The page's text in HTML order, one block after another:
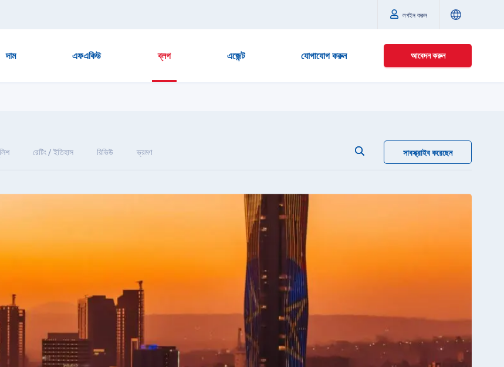
লগইন করুন
দাম এফএকিউ ব্লগ এজেন্ট যোগাযোগ করুন আবেদন করুন
রেটিং / ইতিহাস রিভিউ ভ্রমণ সাবস্ক্রাইব করেছেন